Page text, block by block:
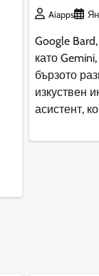
Aiapps
Google
като
бързото
изкуствен
асистент,